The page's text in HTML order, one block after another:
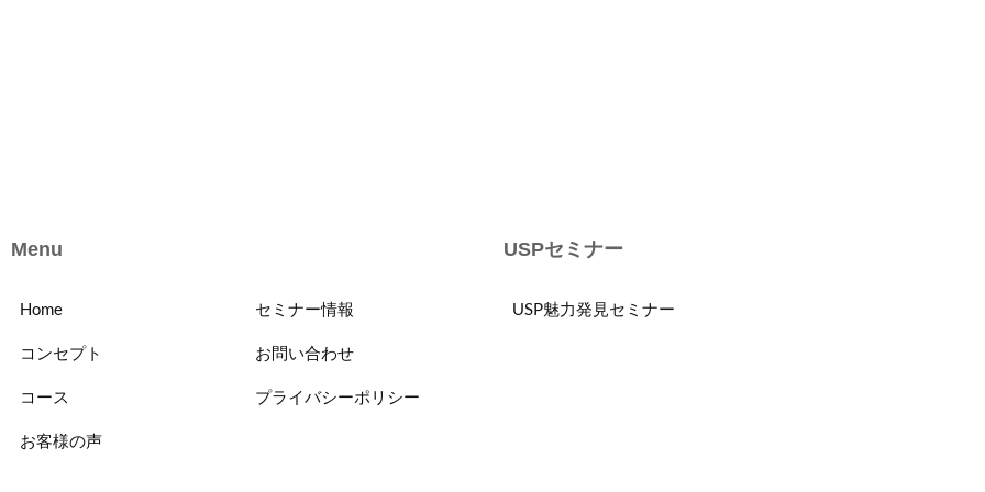
Menu
Home
コンセプト
コース
お客様の声
セミナー情報
お問い合わせ
プライバシーポリシー
USPセミナー
USP魅力発見セミナー